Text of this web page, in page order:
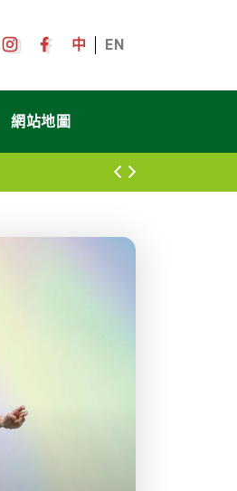
中 EN
網站地圖